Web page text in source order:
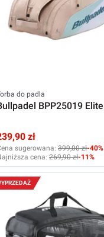
do padla
BPP25019 Elite
zł
sugerowana: 399,00 zł-40%
cena: 269,90 zł-11%